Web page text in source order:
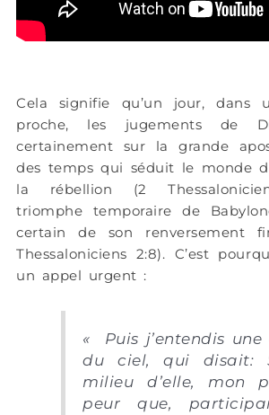
Cela signifie qu’un jour, dans
proche, les jugements de
certainement sur la grande
des temps qui séduit le monde
la rébellion (2
triomphe temporaire de
certain de son renversement
Thessaloniciens 2:8). C’est
un appel urgent :
«
Puis j’entendis
du ciel, qui disait:
milieu d’elle, mon
peur que,